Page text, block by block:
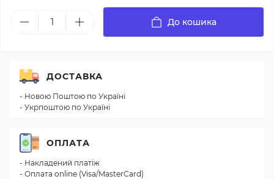
До кошика
ДОСТАВКА
- Новою Поштою по Україні
- Укрпоштою по Україні
ОПЛАТА
- Накладений платіж
- Оплата online (Visa/MasterCard)